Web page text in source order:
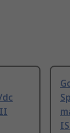
dc